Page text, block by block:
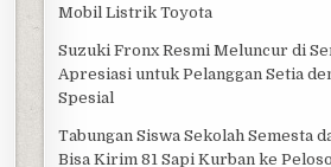
Mobil Listrik Toyota
Suzuki Fronx Resmi Meluncur di
Apresiasi untuk Pelanggan Setia
Spesial
Tabungan Siswa Sekolah Semesta
Bisa Kirim 81 Sapi Kurban ke